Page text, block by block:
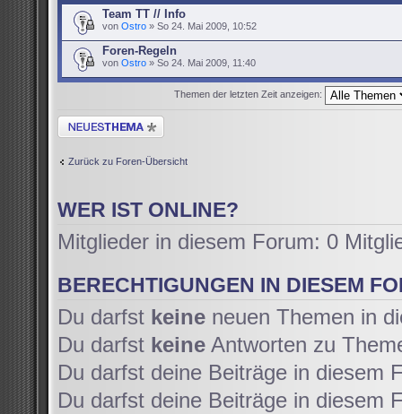
Team TT // Info
von Ostro » So 24. Mai 2009, 10:52
Foren-Regeln
von Ostro » So 24. Mai 2009, 11:40
Themen der letzten Zeit anzeigen:
Neues Thema erstellen
Zurück zu Foren-Übersicht
WER IST ONLINE?
Mitglieder in diesem Forum: 0
BERECHTIGUNGEN IN DIESEM
Du darfst keine neuen Themen in
Du darfst keine Antworten zu
Du darfst deine Beiträge in diesem
Du darfst deine Beiträge in diesem